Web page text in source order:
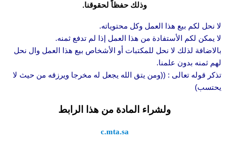
وذلك حفظاً لحقوقنا.
لا نحل لكم بيع هذا العمل وكل محتوياته.
لا يمكن لكم الأستفادة من هذا العمل إذا لم تدفع ثمنه.
بالاضافة لذلك لا نحل للمكتبات أو الأشخاص بيع هذا العمل وال نحل
لهم ثمنه بدون علمنا.
تذكر قوله تعالى : ((ومن يتق الله يجعل له مخرجا ويرزقه من حيث لا
يحتسب)
ولشراء المادة من هذا الرابط
c.mta.sa